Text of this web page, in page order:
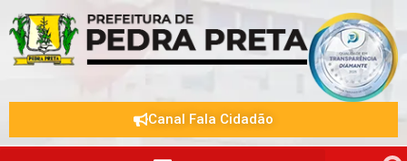
Canal Fala Cidadão